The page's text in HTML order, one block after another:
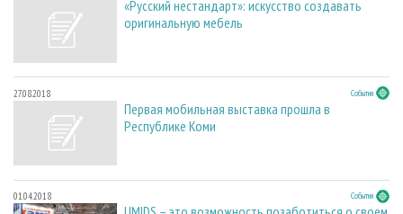
«Русский нестандарт»: искусство создавать
оригинальную мебель
27.08.2018 События
Первая мобильная выставка прошла в
Республике Коми
01.04.2018 События